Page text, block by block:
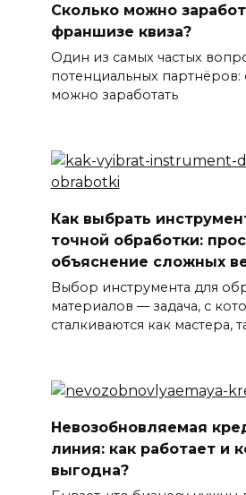
Сколько можно
франшизе квиза?
Один из самых частых
потенциальных партнёров:
можно заработать
Как выбрать
точной обработки:
объяснение сложных
Выбор инструмента для
материалов — задача, с
сталкиваются как мастера,
Невозобновляемая
линия: как работает и
выгодна?